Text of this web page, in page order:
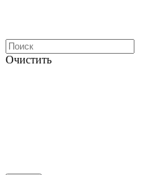
Очистить